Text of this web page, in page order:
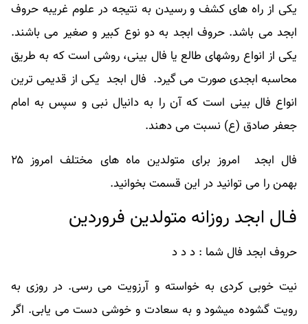
یکی از راه های کشف و رسیدن به نتیجه در علوم غریبه حروف
ابجد می باشد. حروف ابجد به دو نوع کبیر و صغیر می باشند.
یکی از انواع روشهای طالع یا فال بینی، روشی است که به طریق
محاسبه ابجدی صورت می گیرد. فال ابجد یکی از قدیمی ترین
انواع فال بینی است که آن را به دانیال نبی و سپس به امام
جعفر صادق (ع) نسبت می دهند.
فال ابجد امروز برای متولدین ماه های مختلف امروز ۲۵
بهمن را می توانید در این قسمت بخوانید.
فـال ابجد روزانه متولدین فروردین
حروف ابجد فال شما : د د د
نیت خوبی کردی به خواسته و آرزویت می رسی. در روزی به
رویت گشوده میشود و به سعادت و خوشی دست می یابی. اگر